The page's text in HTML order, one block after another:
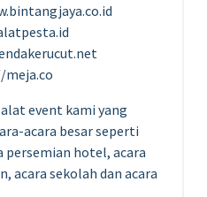
event kami yang
acara besar seperti
persemian hotel, acara
acara sekolah dan acara